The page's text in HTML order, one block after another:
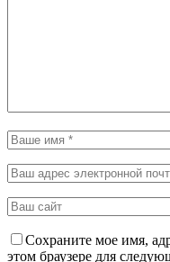
Сохраните мое имя,
этом браузере для